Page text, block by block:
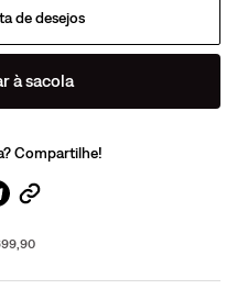
à sacola
Compartilhe!